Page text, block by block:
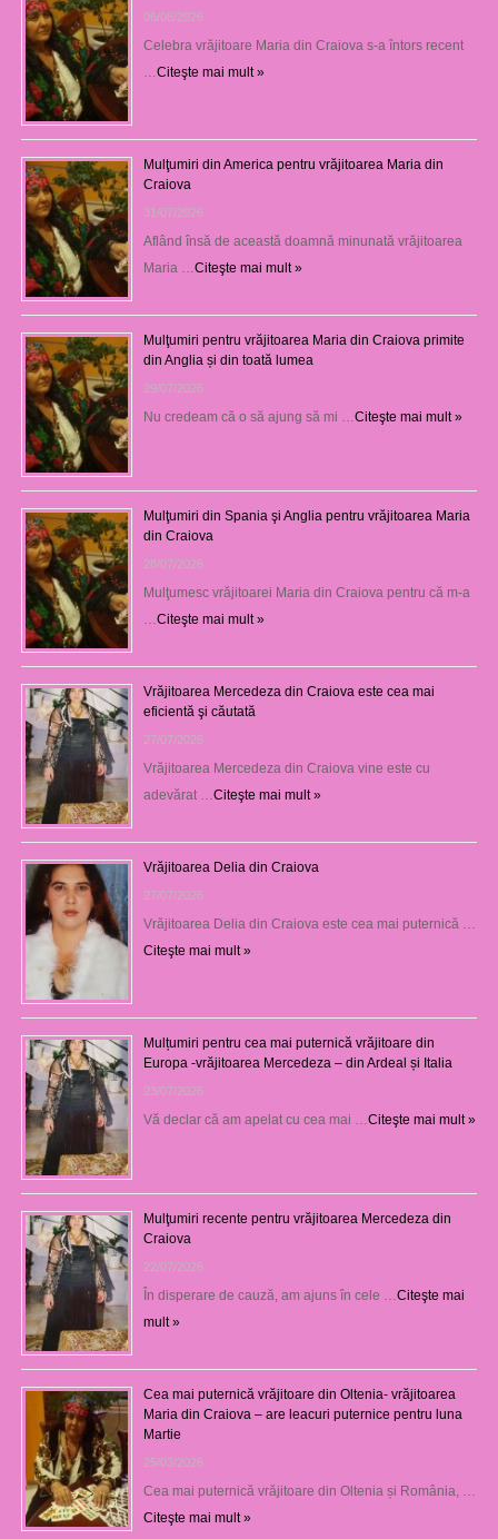
06/08/2026
Celebra vrăjitoare Maria din Craiova s-a întors recent
…Citeşte mai mult »
Mulţumiri din America pentru vrăjitoarea Maria din
Craiova
31/07/2026
Aflând însă de această doamnă minunată vrăjitoarea
Maria …Citeşte mai mult »
Mulţumiri pentru vrăjitoarea Maria din Craiova primite
din Anglia și din toată lumea
29/07/2026
Nu credeam că o să ajung să mi …Citeşte mai mult »
Mulţumiri din Spania şi Anglia pentru vrăjitoarea Maria
din Craiova
28/07/2026
Mulţumesc vrăjitoarei Maria din Craiova pentru că m-a
…Citeşte mai mult »
Vrăjitoarea Mercedeza din Craiova este cea mai
eficientă şi căutată
27/07/2026
Vrăjitoarea Mercedeza din Craiova vine este cu
adevărat …Citeşte mai mult »
Vrăjitoarea Delia din Craiova
27/07/2026
Vrăjitoarea Delia din Craiova este cea mai puternică …
Citeşte mai mult »
Mulțumiri pentru cea mai puternică vrăjitoare din
Europa -vrăjitoarea Mercedeza – din Ardeal și Italia
23/07/2026
Vă declar că am apelat cu cea mai …Citeşte mai mult »
Mulţumiri recente pentru vrăjitoarea Mercedeza din
Craiova
22/07/2026
În disperare de cauză, am ajuns în cele …Citeşte mai
mult »
Cea mai puternică vrăjitoare din Oltenia- vrăjitoarea
Maria din Craiova – are leacuri puternice pentru luna
Martie
25/03/2026
Cea mai puternică vrăjitoare din Oltenia și România, …
Citeşte mai mult »